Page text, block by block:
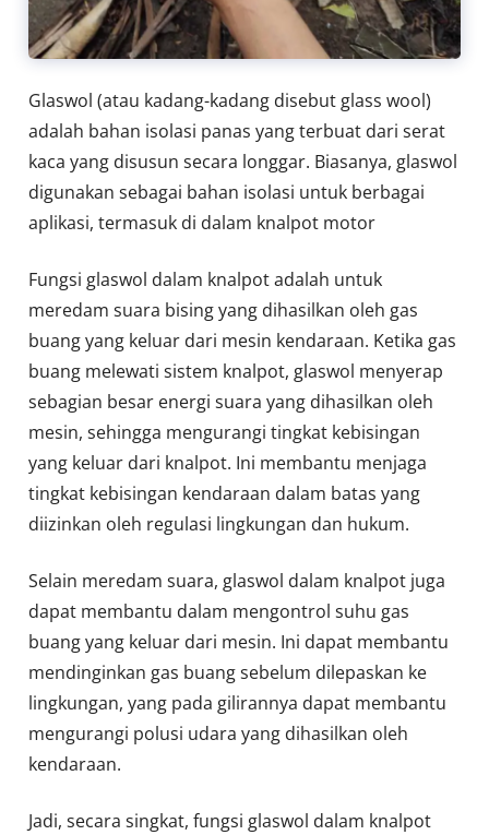
Glaswol (atau kadang-kadang disebut glass wool)
adalah bahan isolasi panas yang terbuat dari serat
kaca yang disusun secara longgar. Biasanya, glaswol
digunakan sebagai bahan isolasi untuk berbagai
aplikasi, termasuk di dalam knalpot motor
Fungsi glaswol dalam knalpot adalah untuk
meredam suara bising yang dihasilkan oleh gas
buang yang keluar dari mesin kendaraan. Ketika gas
buang melewati sistem knalpot, glaswol menyerap
sebagian besar energi suara yang dihasilkan oleh
mesin, sehingga mengurangi tingkat kebisingan
yang keluar dari knalpot. Ini membantu menjaga
tingkat kebisingan kendaraan dalam batas yang
diizinkan oleh regulasi lingkungan dan hukum.
Selain meredam suara, glaswol dalam knalpot juga
dapat membantu dalam mengontrol suhu gas
buang yang keluar dari mesin. Ini dapat membantu
mendinginkan gas buang sebelum dilepaskan ke
lingkungan, yang pada gilirannya dapat membantu
mengurangi polusi udara yang dihasilkan oleh
kendaraan.
Jadi, secara singkat, fungsi glaswol dalam knalpot